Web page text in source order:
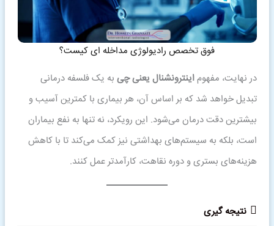
فوق تخصص رادیولوژی مداخله ای کیست؟
در نهایت، مفهوماینترونشنال یعنی چی به یک فلسفه درمانی
تبدیل خواهد شد که بر اساس آن، هر بیماری با کمترین آسیب و
بیشترین دقت درمان می‌شود. این رویکرد، نه تنها به نفع بیماران
است، بلکه به سیستم‌های بهداشتی نیز کمک می‌کند تا با کاهش
هزینه‌های بستری و دوره نقاهت، کارآمدتر عمل کنند.
نتیجه گیری